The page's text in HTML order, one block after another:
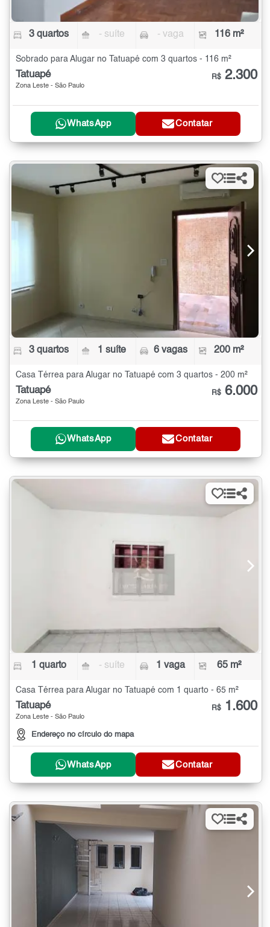
3 quartos - suíte - vaga 116 m²
Sobrado para Alugar no Tatuapé com 3 quartos - 116 m²
Tatuapé
Zona Leste - São Paulo
R$ 2.300
WhatsApp Contatar
3 quartos 1 suíte 6 vagas 200 m²
Casa Térrea para Alugar no Tatuapé com 3 quartos - 200 m²
Tatuapé
Zona Leste - São Paulo
R$ 6.000
WhatsApp Contatar
1 quarto - suíte 1 vaga 65 m²
Casa Térrea para Alugar no Tatuapé com 1 quarto - 65 m²
Tatuapé
Zona Leste - São Paulo
Endereço no círculo do mapa
R$ 1.600
WhatsApp Contatar